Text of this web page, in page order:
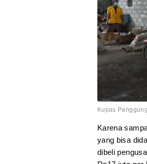
Kupas
Karena
yang bisa
dibeli